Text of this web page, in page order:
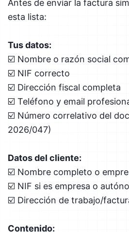
Antes de enviar la factura
esta lista:
Tus datos:
☑️ Nombre o razón social
☑️ NIF correcto
☑️ Dirección fiscal completa
☑️ Teléfono y email
☑️ Número correlativo del
2026/047)
Datos del cliente:
☑️ Nombre completo o
☑️ NIF si es empresa o
☑️ Dirección de trabajo/
Contenido: